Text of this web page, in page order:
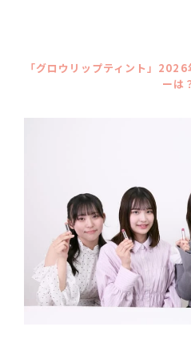
「グロウリップティント」
ーは